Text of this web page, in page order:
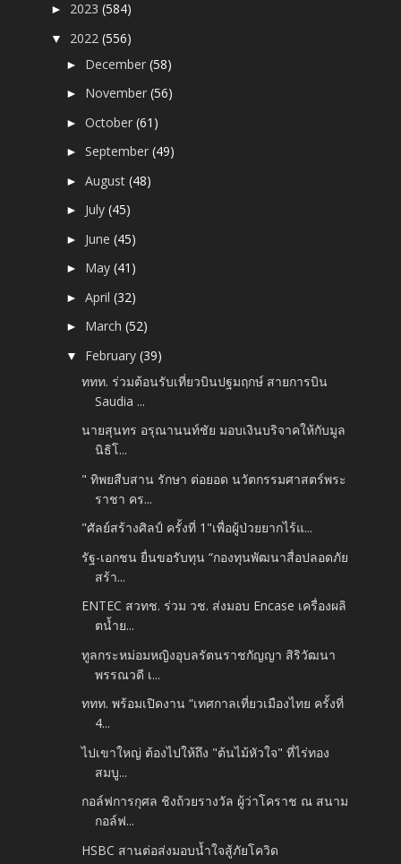
► 2023(584)
▼ 2022(556)
► December(58)
► November(56)
►October(61)
►September(49)
►August(48)
► July(45)
► June(45)
► May(41)
►April(32)
► March(52)
▼ February(39)
ททท. ร่วมต้อนรับเที่ยวบินปฐมฤกษ์ สายการบิน
Saudia ...
นายสุนทร อรุณานนท์ชัย มอบเงินบริจาคให้กับมูล
นิธิโ...
" ทิพยสืบสาน รักษา ต่อยอด นวัตกรรมศาสตร์พระ
ราชา คร...
"ศัลย์สร้างศิลป์​ ครั้งที่​ 1"เพื่อผู้ป่วยยากไร้​แ...
รัฐ-เอกชน ยื่นขอรับทุน “กองทุนพัฒนาสื่อปลอดภัย
สร้า...
ENTEC สวทช. ร่วม วช. ส่งมอบ Encase เครื่องผลิ
ตน้ำย...
ทูลกระหม่อมหญิงอุบลรัตนราชกัญญา สิริวัฒนา
พรรณวดี เ...
ททท. พร้อมเปิดงาน “เทศกาลเที่ยวเมืองไทย ครั้งที่
4...
ไปเขาใหญ่ ต้องไปให้ถึง "ต้นไม้หัวใจ" ที่ไร่ทอง
สมบู...
กอล์ฟการกุศล ชิงถ้วยรางวัล ผู้ว่าโคราช ณ สนาม
กอล์ฟ...
HSBC สานต่อส่งมอบน้ำใจสู้ภัยโควิด